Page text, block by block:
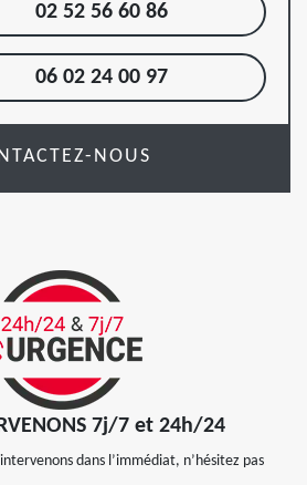
02 52 56 60 86
06 02 24 00 97
NOUS
7j/7 et 24h/24
dans l’immédiat, n’hésitez pas